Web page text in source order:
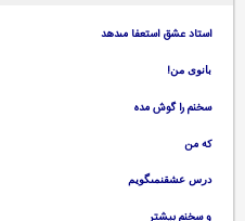
استاد عشق استعفا مى‏دهد
بانوى من !
سخنم را گوش مده‏
كه من‏
درس عشقنمى‏گويم‏